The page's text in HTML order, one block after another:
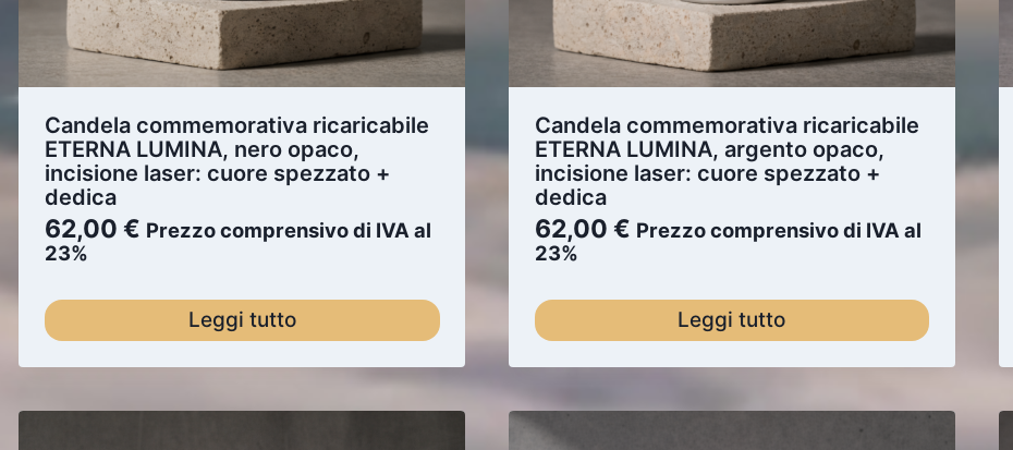
Candela commemorativa ricaricabile
ETERNA LUMINA, nero opaco,
incisione laser: cuore spezzato +
dedica
62,00 € Prezzo comprensivo di IVA al
23%
Leggi tutto
Candela commemorativa ricaricabile
ETERNA LUMINA, argento opaco,
incisione laser: cuore spezzato +
dedica
62,00 € Prezzo comprensivo di IVA al
23%
Leggi tutto